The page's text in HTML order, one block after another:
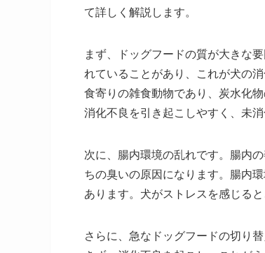
て詳しく解説します。
まず、ドッグフードの質が大きな
れていることがあり、これが犬の
食寄りの雑食動物であり、炭水化
消化不良を引き起こしやすく、未
次に、腸内環境の乱れです。腸内
ちの臭いの原因になります。腸内
あります。犬がストレスを感じる
さらに、急なドッグフードの切り